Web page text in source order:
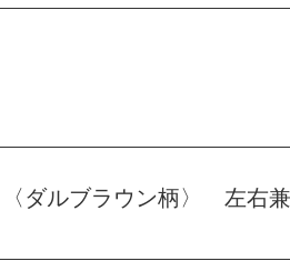
ルブラウン柄〉 左右